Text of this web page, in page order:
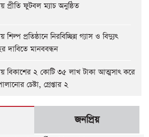
প্রীতি ফুটবল ম্যাচ অনুষ্ঠিত
প্রতিষ্ঠানে নিরবিচ্ছিন্ন গ্যাস ও বিদ্যুৎ
দাবিতে মানববন্ধন
বিকাশের ২ কোটি ৩৫ লাখ টাকা আত্মসাৎ করে
চেষ্টা, গ্রেপ্তার ২
জনপ্রিয়